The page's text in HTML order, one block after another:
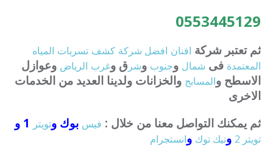
0553445129
ثم تعتبر شركة افنان افضل شركة كشف تسربات المياه
المعتمدة فى شمال وجنوب وشر ق وغرب الرياض وعوازل
الاسطح والمسابح والخزانات ولدينا العديد من الخدمات
الاخرى
ثم يمكنك التواصل معنا من خلال : فيس بوك وتويتر
تويتر 2 وتيك توك وانستجرام